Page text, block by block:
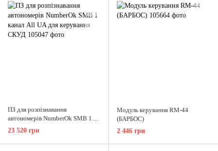
ПЗ для розпізнавання
автономерів NumberOk SMB 1
канал All UA для керування СКУД
23 520 грн
Модуль керування RM-44
(БАРБОС)
2 446 грн